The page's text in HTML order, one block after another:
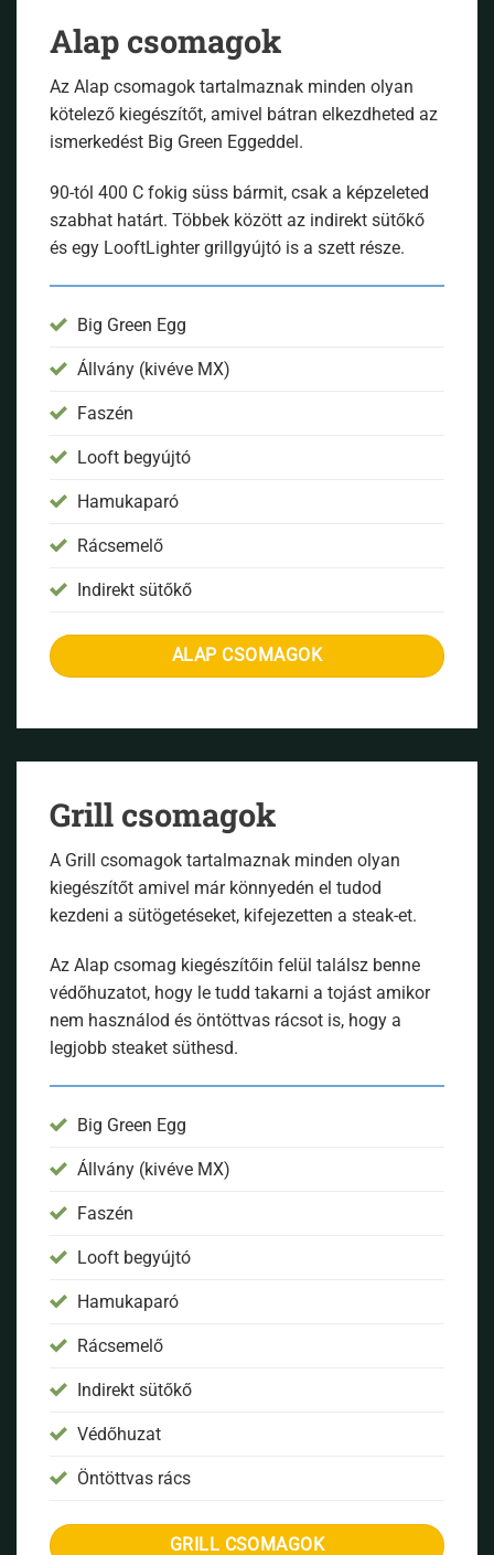
Alap csomagok
Az Alap csomagok tartalmaznak minden olyan
kötelező kiegészítőt, amivel bátran elkezdheted az
ismerkedést Big Green Eggeddel.
90-tól 400 C fokig süss bármit, csak a képzeleted
szabhat határt. Többek között az indirekt sütőkő
és egy LooftLighter grillgyújtó is a szett része.
Big Green Egg
Állvány (kivéve MX)
Faszén
Looft begyújtó
Hamukaparó
Rácsemelő
Indirekt sütőkő
ALAP CSOMAGOK
Grill csomagok
A Grill csomagok tartalmaznak minden olyan
kiegészítőt amivel már könnyedén el tudod
kezdeni a sütögetéseket, kifejezetten a steak-et.
Az Alap csomag kiegészítőin felül találsz benne
védőhuzatot, hogy le tudd takarni a tojást amikor
nem használod és öntöttvas rácsot is, hogy a
legjobb steaket süthesd.
Big Green Egg
Állvány (kivéve MX)
Faszén
Looft begyújtó
Hamukaparó
Rácsemelő
Indirekt sütőkő
Védőhuzat
Öntöttvas rács
GRILL CSOMAGOK